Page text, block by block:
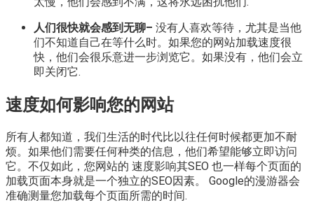
人们很快就会感到无聊– 没有人喜欢等待，尤其是当他
们不知道自己在等什么时。如果您的网站加载速度很
快，他们会很乐意进一步浏览它。如果没有，他们会立
即关闭它.
速度如何影响您的网站
所有人都知道，我们生活的时代比以往任何时候都更加不耐
烦。如果他们需要任何种类的信息，他们希望能够立即访问
它。不仅如此，您网站的 速度影响其SEO 也一样每个页面的
加载页面本身就是一个独立的SEO因素。 Google的漫游器会
准确测量您加载每个页面所需的时间.